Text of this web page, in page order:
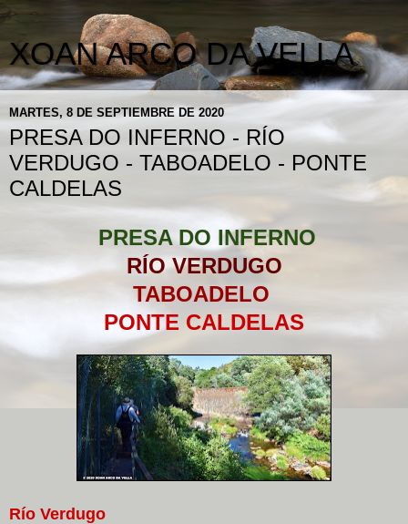
XOAN ARCO DA VELLA
MARTES, 8 DE SEPTIEMBRE DE 2020
PRESA DO INFERNO - RÍO
VERDUGO - TABOADELO - PONTE
CALDELAS
PRESA DO INFERNO
RÍO VERDUGO
TABOADELO
PONTE CALDELAS
Río Verdugo